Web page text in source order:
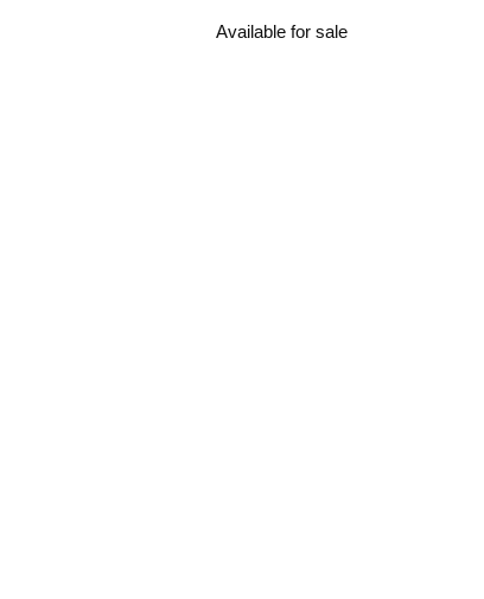
Available for sale